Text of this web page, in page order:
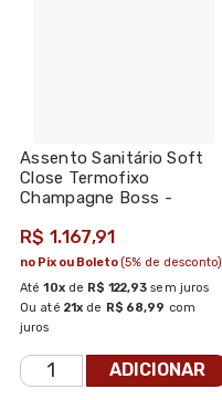
Assento Sanitário Soft
Close Termofixo
Champagne Boss -
R$ 1.167,91
Até10xde R$ 122,93 sem juros
Ou até 21x de R$ 68,99 com
juros
no Pix ou Boleto(5% de desconto)
ADICIONAR